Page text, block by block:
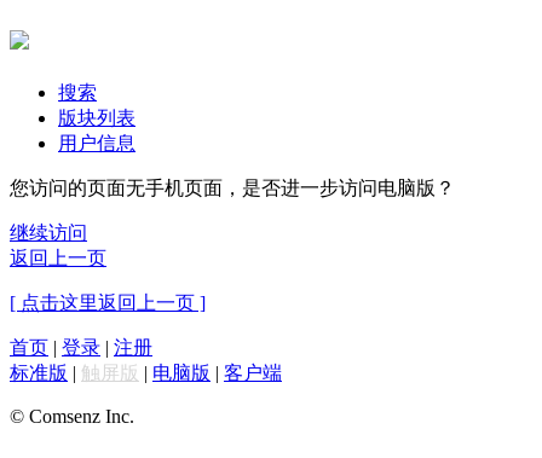
搜索
版块列表
用户信息
您访问的页面无手机页面，是否进一步访问电脑版？
继续访问
返回上一页
[ 点击这里返回上一页 ]
首页 | 登录 | 注册
标准版 | 触屏版 | 电脑版 | 客户端
© Comsenz Inc.